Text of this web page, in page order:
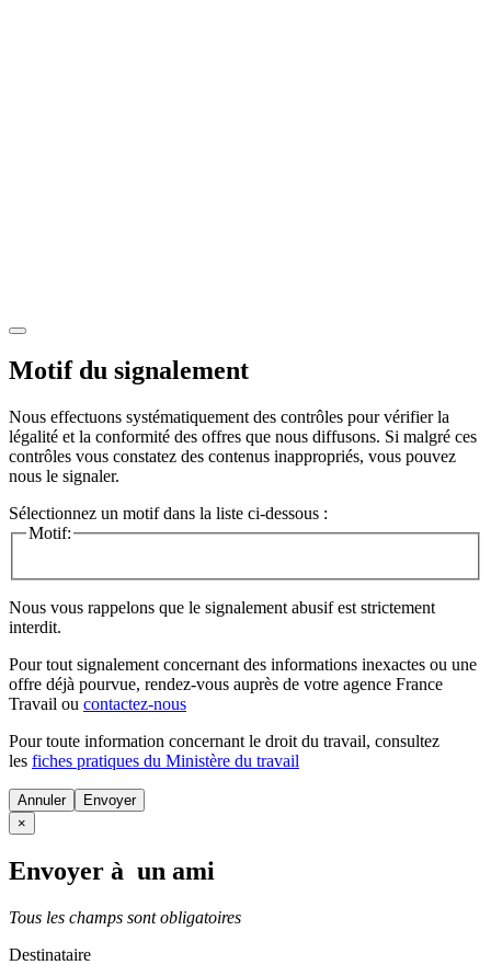
Motif du signalement
Nous effectuons systématiquement des contrôles pour vérifier la
légalité et la conformité des offres que nous diffusons. Si malgré ces
contrôles vous constatez des contenus inappropriés, vous pouvez
nous le signaler.
Sélectionnez un motif dans la liste ci-dessous :
Motif:
Nous vous rappelons que le signalement abusif est strictement
interdit.
Pour tout signalement concernant des informations inexactes ou une
offre déjà pourvue, rendez-vous auprès de votre agence France
Travail ou contactez-nous
Pour toute information concernant le droit du travail, consultez
les fiches pratiques du Ministère du travail
Annuler
×
Envoyer à un ami
Tous les champs sont obligatoires
Destinataire